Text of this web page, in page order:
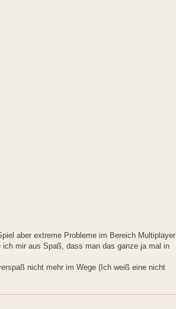
aber extreme Probleme im Bereich Multiplayer
mir aus Spaß, dass man das ganze ja mal in
nicht mehr im Wege (Ich weiß eine nicht